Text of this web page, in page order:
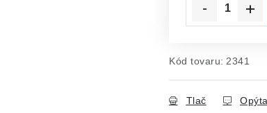
Kód tovaru: 2341
Tlač